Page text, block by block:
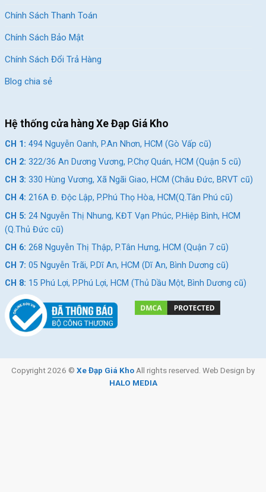
chất lượng cao cấp như khung carbon, phanh đĩa dầu và sở hữu
Groupset Shimano Tiagra, hãng cam kết đem lại an toàn và
thống cửa hàng
Xem Thêm: Một Số Mẫu Xe Đạp Đua Bền
Chắc Tại Xe Đạp Giá Kho
Xe Đạp Đua Califa CR550 –
8.500.000₫
Xe Đạp Đua QT Bike
7.000.000₫
Cửa hàng xe đạp Quận 5: Nhấn để xem đường đi
Chính Sách Thanh Toán
Chính Sách Bảo Mật
Chính Sách Đổi Trả Hàng
Blog chia sẻ
Hệ thống cửa hàng Xe Đạp Giá Kho
CH 1: 494 Nguyễn Oanh, P.An Nhơn, HCM (Gò Vấp cũ)
CH 2: 322/36 An Dương Vương, P.Chợ Quán, HCM (Quận 5 cũ)
CH 3: 330 Hùng Vương, Xã Ngãi Giao, HCM (Châu Đức, BRVT cũ)
CH 4: 216A Đ. Độc Lập, P.Phú Thọ Hòa, HCM(Q.Tân Phú cũ)
CH 5: 24 Nguyễn Thị Nhung, KĐT Vạn Phúc, P.Hiệp Bình, HCM
(Q.Thủ Đức cũ)
CH 6: 268 Nguyễn Thị Thập, P.Tân Hưng, HCM (Quận 7 cũ)
CH 7: 05 Nguyễn Trãi, P.Dĩ An, HCM (Dĩ An, Bình Dương cũ)
CH 8: 15 Phú Lợi, P.Phú Lợi, HCM (Thủ Dầu Một, Bình Dương cũ)
Copyright 2026 © Xe Đạp Giá KhoAll rights reserved. Web Design by
HALO MEDIA